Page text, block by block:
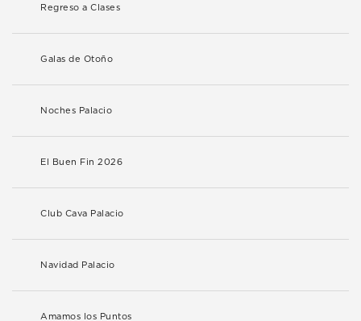
Regreso a Clases
Galas de Otoño
Noches Palacio
El Buen Fin 2026
Club Cava Palacio
Navidad Palacio
Amamos los Puntos